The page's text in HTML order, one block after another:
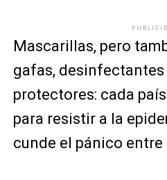
Mascarillas, pero
gafas,
protectores: cada
para resistir a la
cunde el pánico